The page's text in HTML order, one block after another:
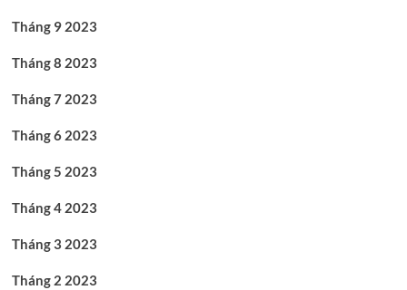
Tháng 9 2023
Tháng 8 2023
Tháng 7 2023
Tháng 6 2023
Tháng 5 2023
Tháng 4 2023
Tháng 3 2023
Tháng 2 2023